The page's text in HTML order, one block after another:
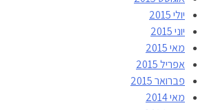
יולי 2015
יוני 2015
מאי 2015
אפריל 2015
פברואר 2015
מאי 2014